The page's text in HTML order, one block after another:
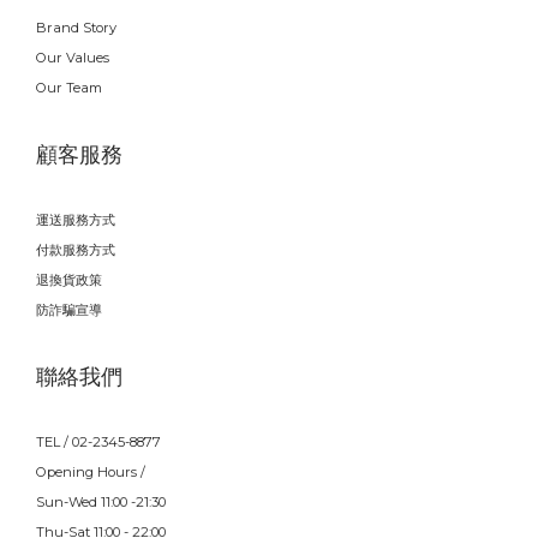
Brand Story
Our Values
Our Team
顧客服務
運送服務方式
付款服務方式
退換貨政策
防詐騙宣導
聯絡我們
TEL / 02-2345-8877
Opening Hours /
Sun-Wed 11:00 -21:30
Thu-Sat 11:00 - 22:00